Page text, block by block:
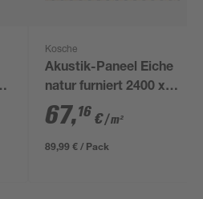
Kosche
Akustik-Paneel Eiche
natur furniert 2400 x
561 x 19 mm
67,16 €/ m²
89,99 € / Pack